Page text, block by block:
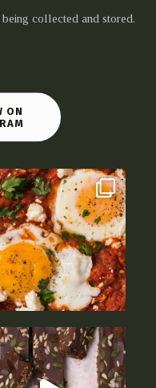
collected and stored.
ON